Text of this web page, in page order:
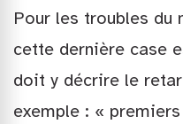
Pour les troubles du
cette dernière case
doit y décrire le
exemple : «